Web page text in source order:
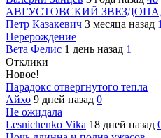
АВГУСТОВСКИЙ
Петр Казакевич 3 месяца назад
Перерождение
Вета Фелис 1 день назад 1
Отклики
Новое!
Парадокс отвергнутого тепла
Айхо 9 дней назад 0
Не ожидала
Lesnichenko Vika 18 дней назад